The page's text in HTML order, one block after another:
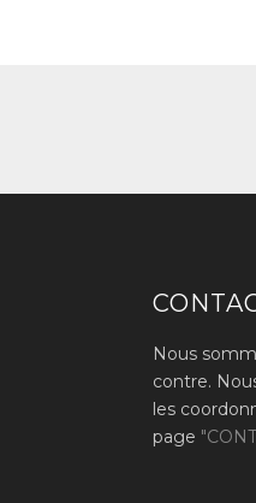
Nous
contre.
les
page